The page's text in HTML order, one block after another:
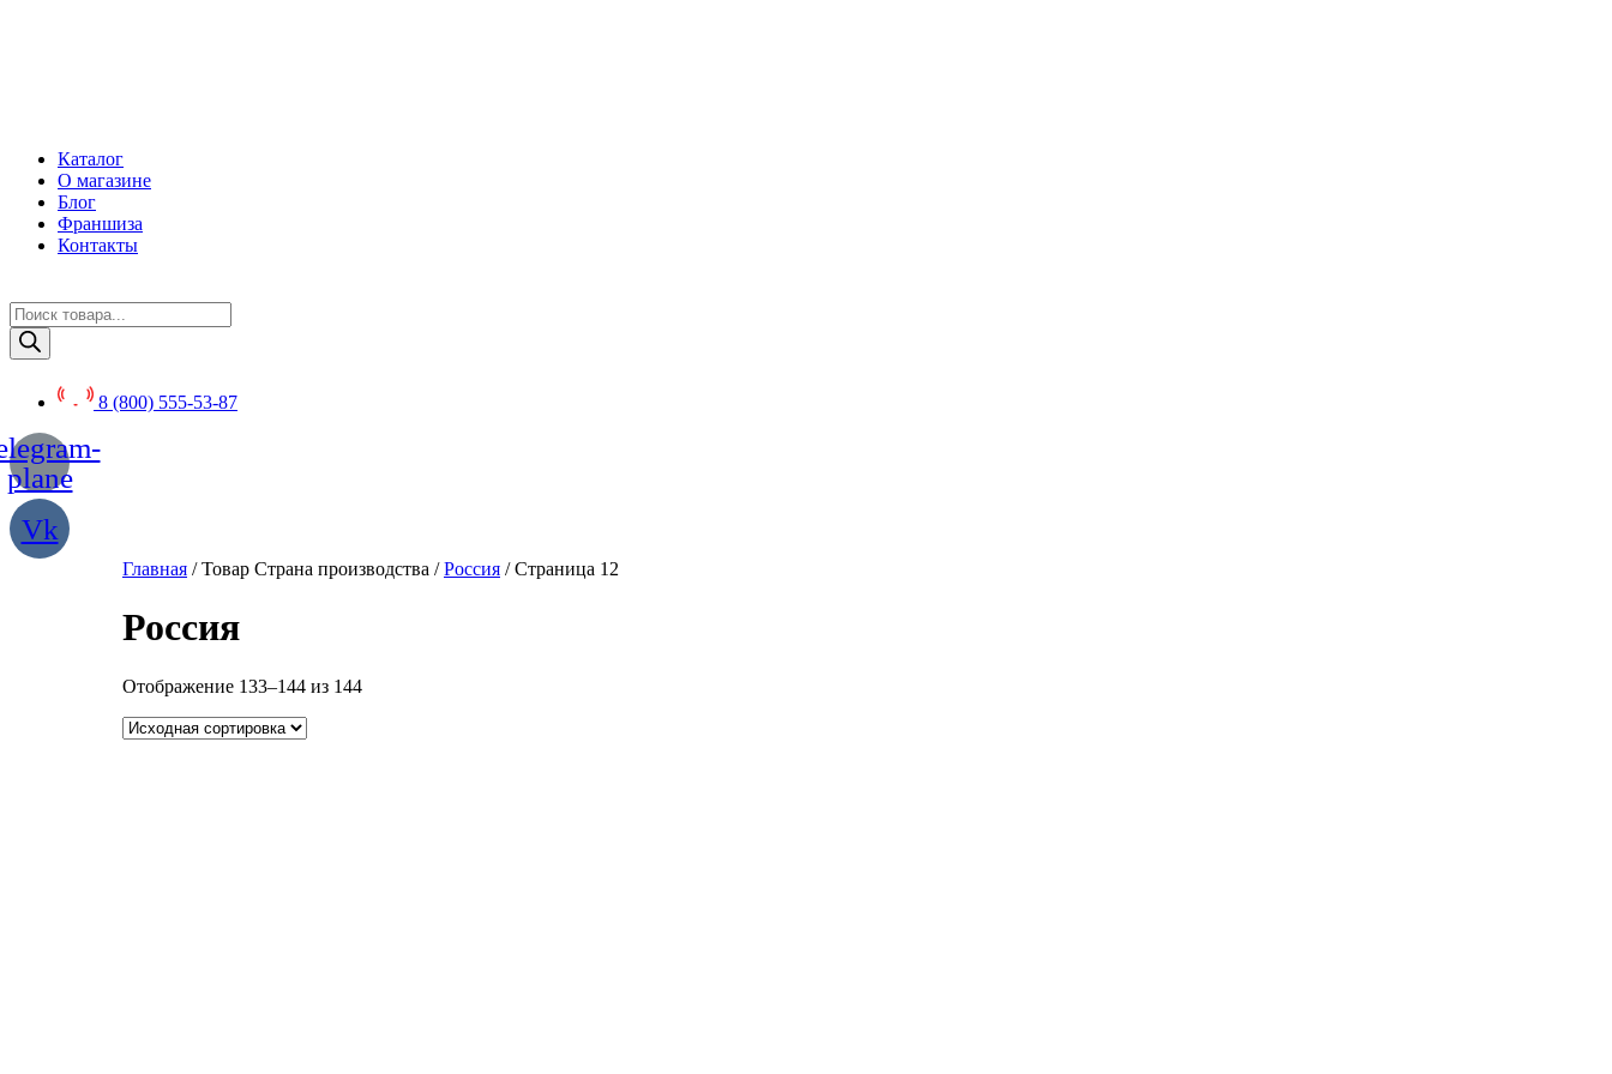
Каталог
О магазине
Блог
Франшиза
Контакты
Поиск
товаров
8 (800) 555-53-87
plane
Vk
Главная / Товар Страна производства /Россия / Страница 12
Россия
Отображение 133–144 из 144